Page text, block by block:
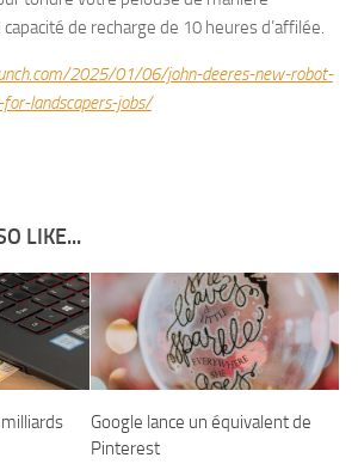
de recharge de 10 heures d’affilée.
2025/01/06/john-deeres-new-robot-
landscapers-jobs/
LIKE...
Google lance un équivalent de
Pinterest